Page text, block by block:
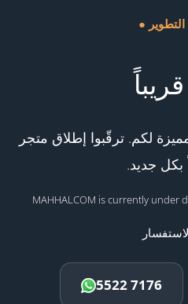
لكم. ترقّبوا إطلاق متجر
بكل جديد.
MAHHALCOM is currently under
5522 7176